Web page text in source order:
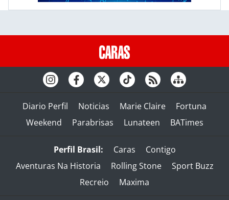
Diario Perfil Noticias Marie Claire
Fortuna
Weekend
Parabrisas Lunateen BATimes
Perfil Brasil: Caras
Contigo
Aventuras Na Historia
Rolling Stone
Sport Buzz
Recreio
Maxima